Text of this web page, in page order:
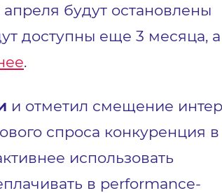
будут остановлены
доступны еще 3 месяца, а
.
и отметил смещение
спроса конкуренция в
использовать
в performance-